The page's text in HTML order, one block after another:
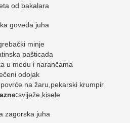
od bakalara
goveđa juha
minje
pašticada
u medu i narančama
odojak
na žaru,pekarski krumpir
sviježe,kisele
zagorska juha